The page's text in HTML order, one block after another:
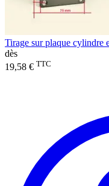
Tirage sur plaque cylindre
dès
19,58 € TTC